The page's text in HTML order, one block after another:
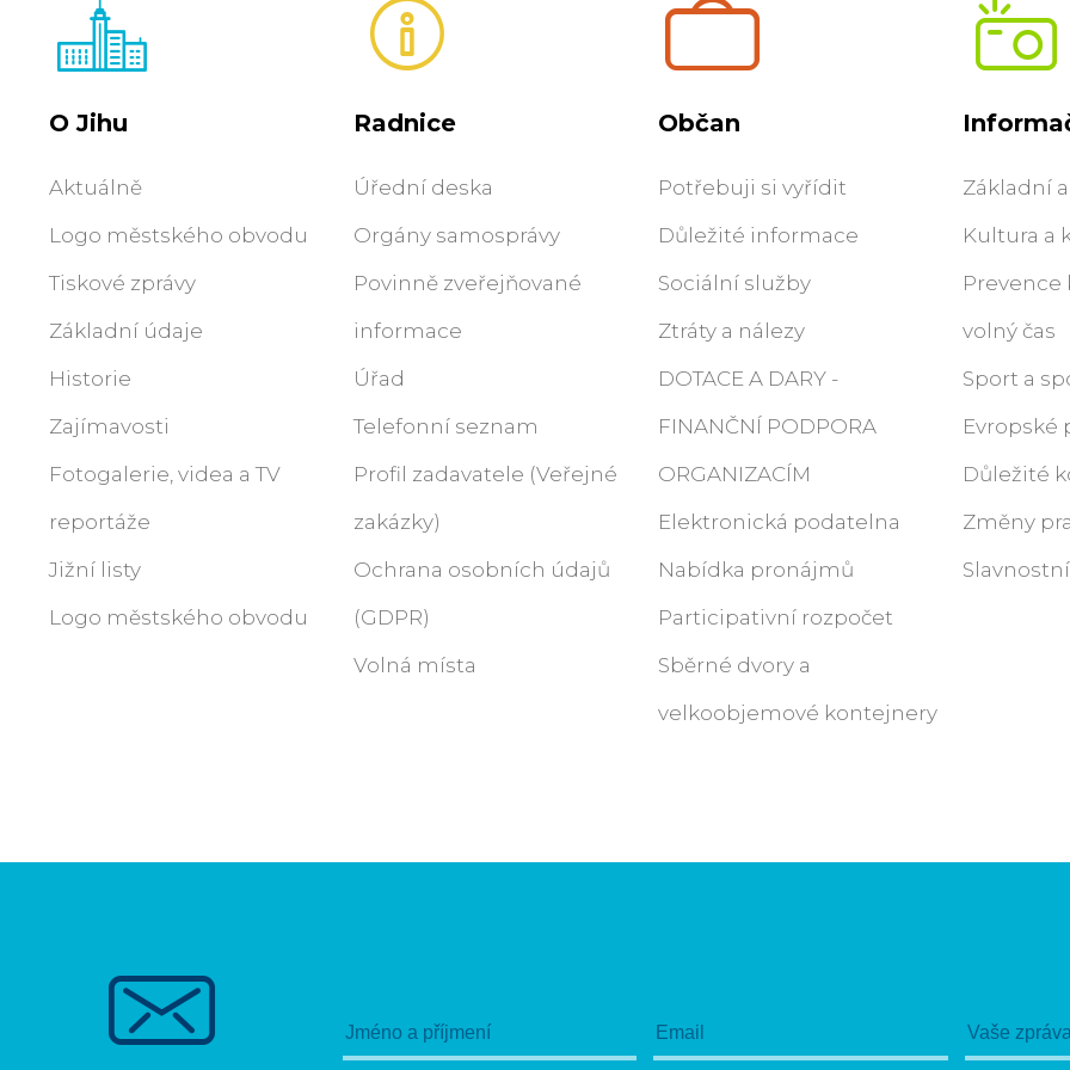
O Jihu
Aktuálně
Logo městského obvodu
Tiskové zprávy
Základní údaje
Historie
Zajímavosti
Fotogalerie, videa a TV
reportáže
Jižní listy
Logo městského obvodu
Radnice
Úřední deska
Orgány samosprávy
Povinně zveřejňované
informace
Úřad
Telefonní seznam
Profil zadavatele (Veřejné
zakázky)
Ochrana osobních údajů
(GDPR)
Volná místa
Občan
Potřebuji si vyřídit
Důležité informace
Sociální služby
Ztráty a nálezy
DOTACE A DARY -
FINANČNÍ PODPORA
ORGANIZACÍM
Elektronická podatelna
Nabídka pronájmů
Participativní rozpočet
Sběrné dvory a
velkoobjemové kontejnery
Základní
Kultura a
volný čas
Sport a
Evropské
Důležité
Změny